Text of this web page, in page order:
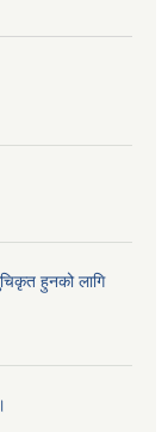
हुनको लागि